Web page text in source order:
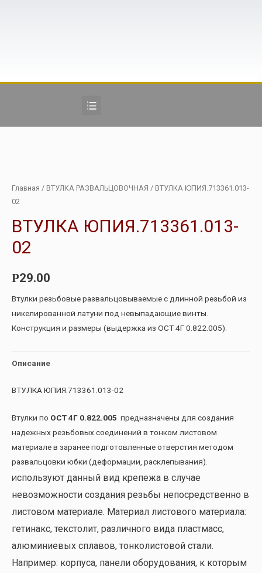
Главная / ВТУЛКА РАЗВАЛЬЦОВОЧНАЯ / ВТУЛКА ЮПИЯ.713361.013-
02
ВТУЛКА ЮПИЯ.713361.013-
02
Р29.00
Втулки резьбовые развальцовываемые с длинной резьбой из
никелированной латуни под невыпадающие винты.
Конструкция и размеры (выдержка из ОСТ 4Г 0.822.005).
Описание
ВТУЛКА ЮПИЯ.713361.013-02
Втулки по ОСТ 4Г 0.822.005 предназначены для создания
надежных резьбовых соединений в тонком листовом
материале в заранее подготовленные отверстия методом
развальцовки юбки (деформации, расклепывания).
Используют данный вид крепежа в случае
невозможности создания резьбы непосредственно в
листовом материале. Материал листового материала:
гетинакс, текстолит, различного вида пластмасс,
алюминиевых сплавов, тонколистовой стали.
Например: корпуса, панели оборудования, к которым